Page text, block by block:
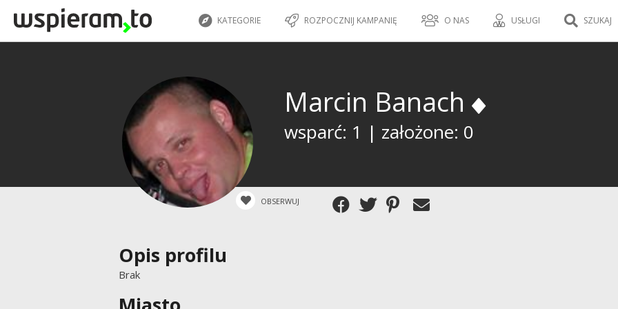
KATEGORIE ROZPOCZNIJ KAMPANIĘ O NAS USŁUGI SZUKAJ
Marcin Banach
wsparć: 1 | założone: 0
OBSERWUJ
Opis profilu
Brak